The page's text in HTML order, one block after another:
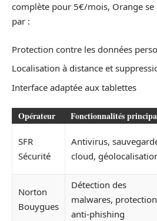
complète pour 5€/mois, Orange
par :
Protection contre les données
Localisation à distance et
Interface adaptée aux tablettes
Opérateur Fonctionnalités
SFR
Sécurité
Antivirus,
cloud,
Norton
Bouygues
Détection des
malwares, protection
anti-phishing